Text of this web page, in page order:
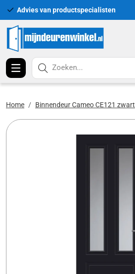
Advies van productspecialisten
Zoeken...
Home Binnendeur Cameo CE121 zwart